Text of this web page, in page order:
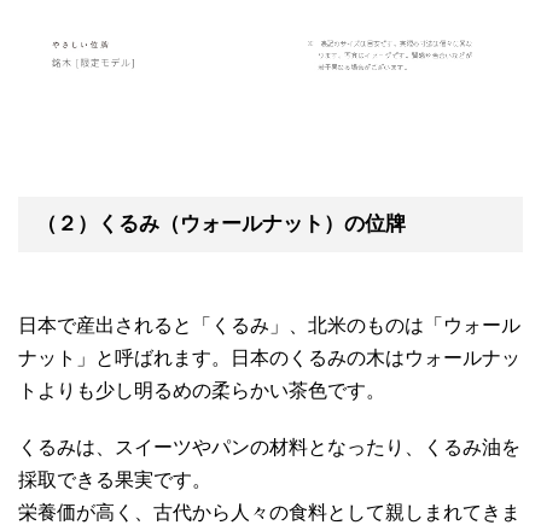
（２）くるみ（ウォールナット）の位牌
日本で産出されると「くるみ」、北米のものは「ウォール
ナット」と呼ばれます。日本のくるみの木はウォールナッ
トよりも少し明るめの柔らかい茶色です。
くるみは、スイーツやパンの材料となったり、くるみ油を
採取できる果実です。
栄養価が高く、古代から人々の食料として親しまれてきま